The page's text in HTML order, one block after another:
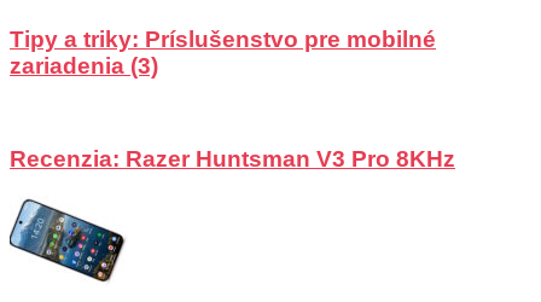
Tipy a triky: Príslušenstvo pre mobilné
zariadenia (3)
Recenzia: Razer Huntsman V3 Pro 8KHz